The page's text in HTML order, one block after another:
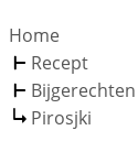
Home
Recept
Bijgerechten
Pirosjki